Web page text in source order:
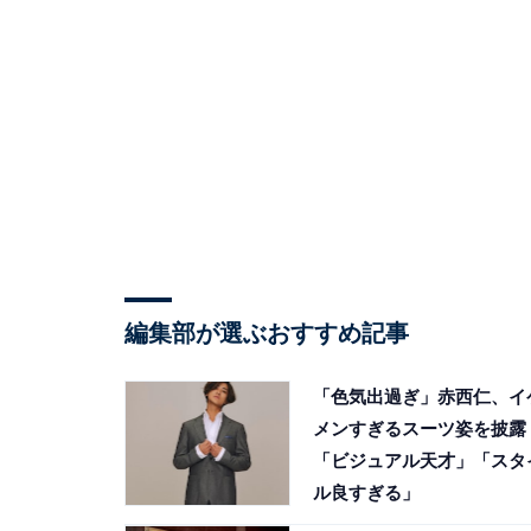
編集部が選ぶおすすめ記事
「色気出過ぎ」赤西仁、イ
メンすぎるスーツ姿を披露
「ビジュアル天才」「スタ
ル良すぎる」